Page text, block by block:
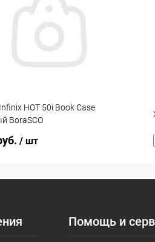
HOT 50i Book Case
BoraSCO
/ шт
Помощь и